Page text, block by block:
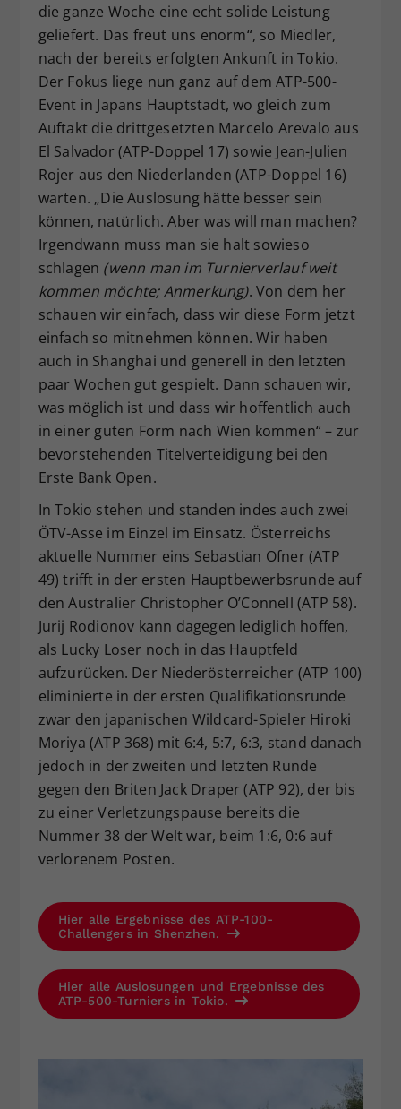
die ganze Woche eine echt solide Leistung
geliefert. Das freut uns enorm“, so Miedler,
nach der bereits erfolgten Ankunft in Tokio.
Der Fokus liege nun ganz auf dem ATP-500-
Event in Japans Hauptstadt, wo gleich zum
Auftakt die drittgesetzten Marcelo Arevalo aus
El Salvador (ATP-Doppel 17) sowie Jean-Julien
Rojer aus den Niederlanden (ATP-Doppel 16)
warten. „Die Auslosung hätte besser sein
können, natürlich. Aber was will man machen?
Irgendwann muss man sie halt sowieso
schlagen (wenn man im Turnierverlauf weit
kommen möchte; Anmerkung). Von dem her
schauen wir einfach, dass wir diese Form jetzt
einfach so mitnehmen können. Wir haben
auch in Shanghai und generell in den letzten
paar Wochen gut gespielt. Dann schauen wir,
was möglich ist und dass wir hoffentlich auch
in einer guten Form nach Wien kommen“ – zur
bevorstehenden Titelverteidigung bei den
Erste Bank Open.
In Tokio stehen und standen indes auch zwei
ÖTV-Asse im Einzel im Einsatz. Österreichs
aktuelle Nummer eins Sebastian Ofner (ATP
49) trifft in der ersten Hauptbewerbsrunde auf
den Australier Christopher O’Connell (ATP 58).
Jurij Rodionov kann dagegen lediglich hoffen,
als Lucky Loser noch in das Hauptfeld
aufzurücken. Der Niederösterreicher (ATP 100)
eliminierte in der ersten Qualifikationsrunde
zwar den japanischen Wildcard-Spieler Hiroki
Moriya (ATP 368) mit 6:4, 5:7, 6:3, stand danach
jedoch in der zweiten und letzten Runde
gegen den Briten Jack Draper (ATP 92), der bis
zu einer Verletzungspause bereits die
Nummer 38 der Welt war, beim 1:6, 0:6 auf
verlorenem Posten.
Hier alle Ergebnisse des ATP-100-
Challengers in Shenzhen.
Hier alle Auslosungen und Ergebnisse des
ATP-500-Turniers in Tokio.